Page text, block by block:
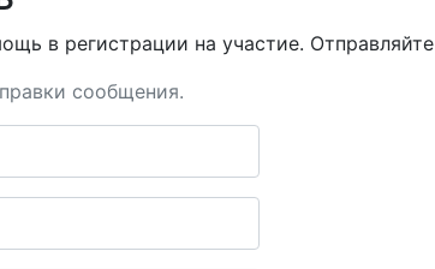
в регистрации на участие.
сообщения.